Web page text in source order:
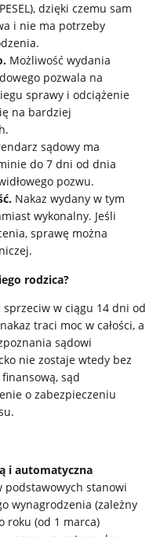
dzięki czemu sam
i nie ma potrzeby
Możliwość wydania
pozwala na
sprawy i odciążenie
na bardziej
sądowy ma
do 7 dni od dnia
pozwu.
Nakaz wydany w tym
wykonalny. Jeśli
sprawę można
rodzica?
w ciągu 14 dni od
traci moc w całości, a
sądowi
nie zostaje wtedy bez
sąd
o zabezpieczeniu
i automatyczna
podstawowych stanowi
wynagrodzenia (zależny
roku (od 1 marca)